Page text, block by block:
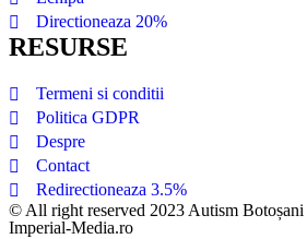
Directioneaza 20%
RESURSE
Termeni si conditii
Politica GDPR
Despre
Contact
Redirectioneaza 3.5%
© All right reserved 2023 Autism Botoșani
Imperial-Media.ro